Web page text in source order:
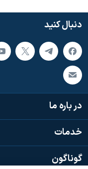
دنبال کنید
در باره ما
خدمات
گوناگون